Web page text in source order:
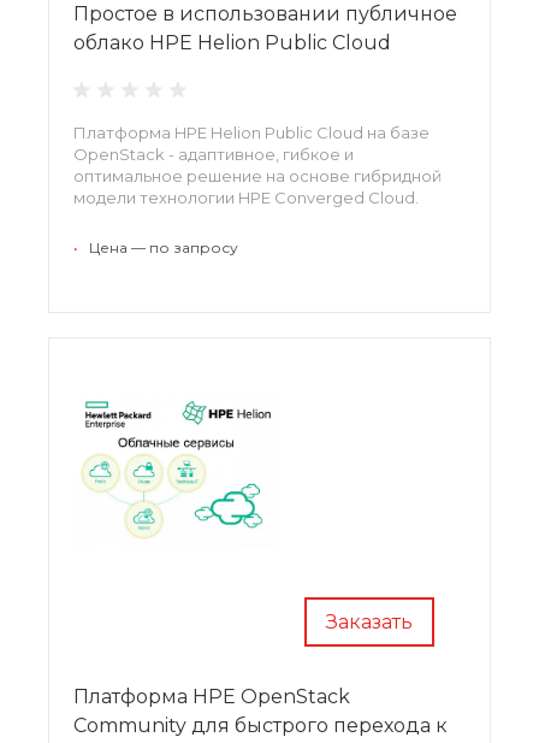
Простое в использовании публичное
облако HPE Helion Public Cloud
Платформа HPE Helion Public Cloud на базе
OpenStack - адаптивное, гибкое и
оптимальное решение на основе гибридной
модели технологии HPE Converged Cloud.
• Цена — по запросу
Заказать
Платформа HPE OpenStack
Community для быстрого перехода к